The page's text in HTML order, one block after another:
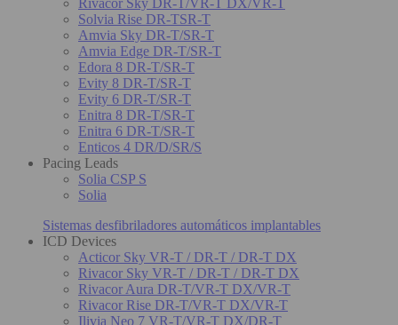
Solvia Rise DR-TSR-T
Amvia Sky DR-T/SR-T
Amvia Edge DR-T/SR-T
Edora 8 DR-T/SR-T
Evity 8 DR-T/SR-T
Evity 6 DR-T/SR-T
Enitra 8 DR-T/SR-T
Enitra 6 DR-T/SR-T
Enticos 4 DR/D/SR/S
Pacing Leads
Solia CSP S
Solia
Sistemas desfibriladores automáticos implantables
ICD Devices
Acticor Sky VR-T / DR-T / DR-T DX
Rivacor Sky VR-T / DR-T / DR-T DX
Rivacor Aura DR-T/VR-T DX/VR-T
Rivacor Rise DR-T/VR-T DX/VR-T
Ilivia Neo 7 VR-T/VR-T DX/DR-T